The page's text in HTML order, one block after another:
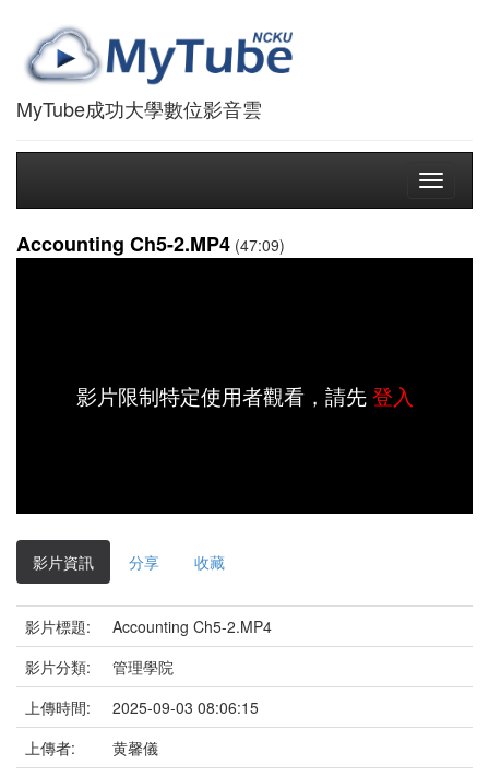
MyTube成功大學數位影音雲
Toggle
Accounting Ch5-2.MP4 (47:09)
影片限制特定使用者觀看，請先登入
影片資訊 分享 收藏
影片標題:
Accounting Ch5-2.MP4
影片分類:
管理學院
上傳時間:
2025-09-03 08:06:15
上傳者:
黄馨儀